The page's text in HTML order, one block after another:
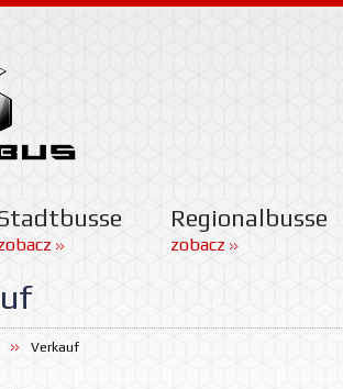
Regionalbusse
zobacz
Verkauf